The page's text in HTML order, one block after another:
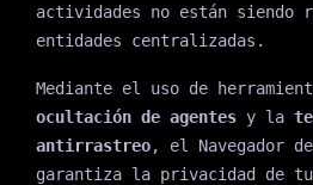
actividades no están siendo
entidades centralizadas.
Mediante el uso de
ocultación de agentesy la
antirrastreo, el Navegador
garantiza la privacidad de